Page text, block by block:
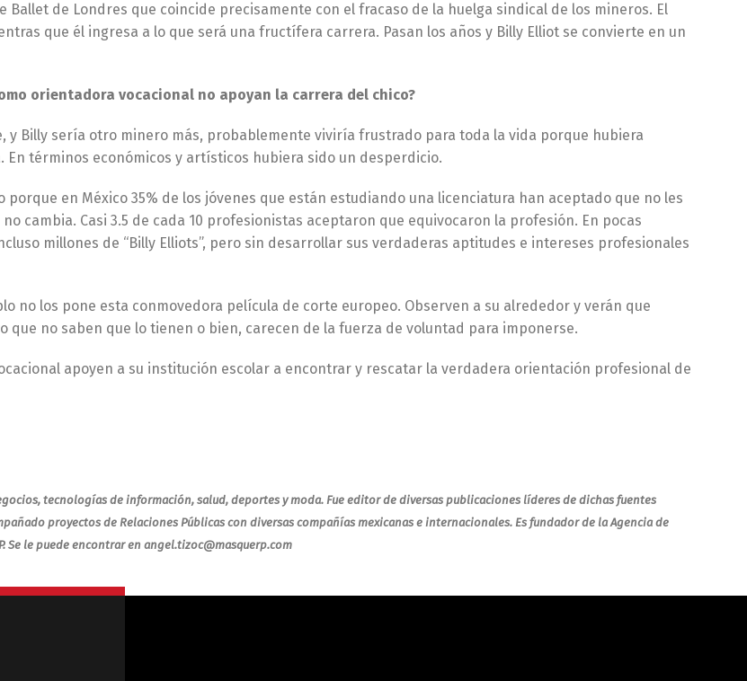
Ballet de Londres que coincide precisamente con el fracaso de la huelga sindical de los mineros. El
que él ingresa a lo que será una fructífera carrera. Pasan los años y Billy Elliot se convierte en un
orientadora vocacional no apoyan la carrera del chico?
y Billy sería otro minero más, probablemente viviría frustrado para toda la vida porque hubiera
términos económicos y artísticos hubiera sido un desperdicio.
porque en México 35% de los jóvenes que están estudiando una licenciatura han aceptado que no les
cambia. Casi 3.5 de cada 10 profesionistas aceptaron que equivocaron la profesión. En pocas
millones de “Billy Elliots”, pero sin desarrollar sus verdaderas aptitudes e intereses profesionales
no los pone esta conmovedora película de corte europeo. Observen a su alrededor y verán que
que no saben que lo tienen o bien, carecen de la fuerza de voluntad para imponerse.
apoyen a su institución escolar a encontrar y rescatar la verdadera orientación profesional de
tecnologías de información, salud, deportes y moda. Fue editor de diversas publicaciones líderes de dichas fuentes
proyectos de Relaciones Públicas con diversas compañías mexicanas e internacionales. Es fundador de la Agencia de
Se le puede encontrar en angel.tizoc@masquerp.com